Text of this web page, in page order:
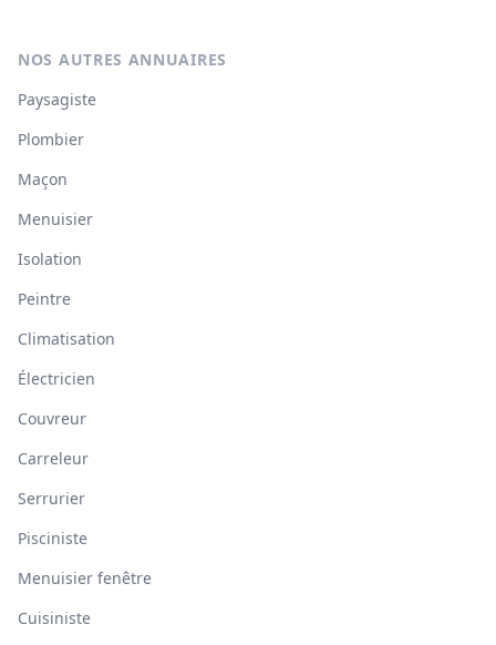
NOS AUTRES ANNUAIRES
Paysagiste
Plombier
Maçon
Menuisier
Isolation
Peintre
Climatisation
Électricien
Couvreur
Carreleur
Serrurier
Pisciniste
Menuisier fenêtre
Cuisiniste